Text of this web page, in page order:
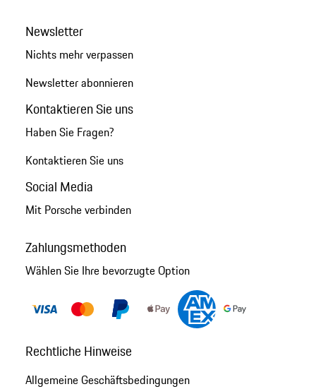
Newsletter
Nichts mehr verpassen
Newsletter abonnieren
Kontaktieren Sie uns
Haben Sie Fragen?
Kontaktieren Sie uns
Social Media
Mit Porsche verbinden
Zahlungsmethoden
Wählen Sie Ihre bevorzugte Option
Rechtliche Hinweise
Allgemeine Geschäftsbedingungen